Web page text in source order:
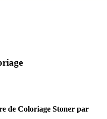
de Coloriage Stoner par